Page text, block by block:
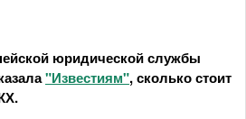
юридической службы
"Известиям", сколько стоит